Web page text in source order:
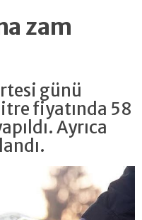
zam
günü
fiyatında 58
Ayrıca